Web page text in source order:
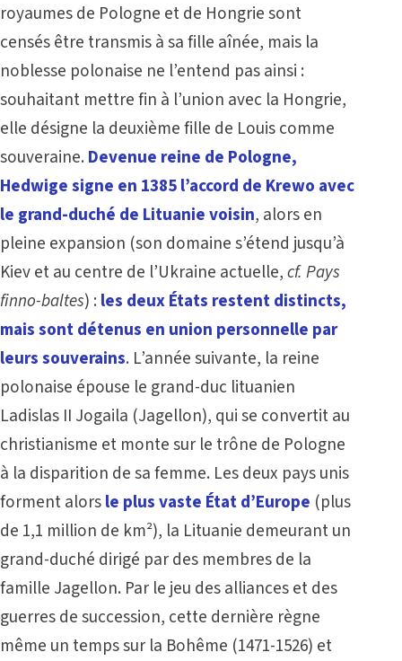
royaumes de Pologne et de Hongrie sont
censés être transmis à sa fille aînée, mais la
noblesse polonaise ne l’entend pas ainsi :
souhaitant mettre fin à l’union avec la Hongrie,
elle désigne la deuxième fille de Louis comme
souveraine. Devenue reine de Pologne,
Hedwige signe en 1385 l’accord de Krewo avec
le grand-duché de Lituanie voisin, alors en
pleine expansion (son domaine s’étend jusqu’à
Kiev et au centre de l’Ukraine actuelle,cf.Pays
finno-baltes) : les deux États restent distincts,
mais sont détenus en union personnelle par
leurs souverains. L’année suivante, la reine
polonaise épouse le grand-duc lituanien
Ladislas II Jogaila (Jagellon), qui se convertit au
christianisme et monte sur le trône de Pologne
à la disparition de sa femme. Les deux pays unis
forment alorsle plus vaste État d’Europe (plus
de 1,1 million de km²), la Lituanie demeurant un
grand-duché dirigé par des membres de la
famille Jagellon. Par le jeu des alliances et des
guerres de succession, cette dernière règne
même un temps sur la Bohême (1471-1526) et